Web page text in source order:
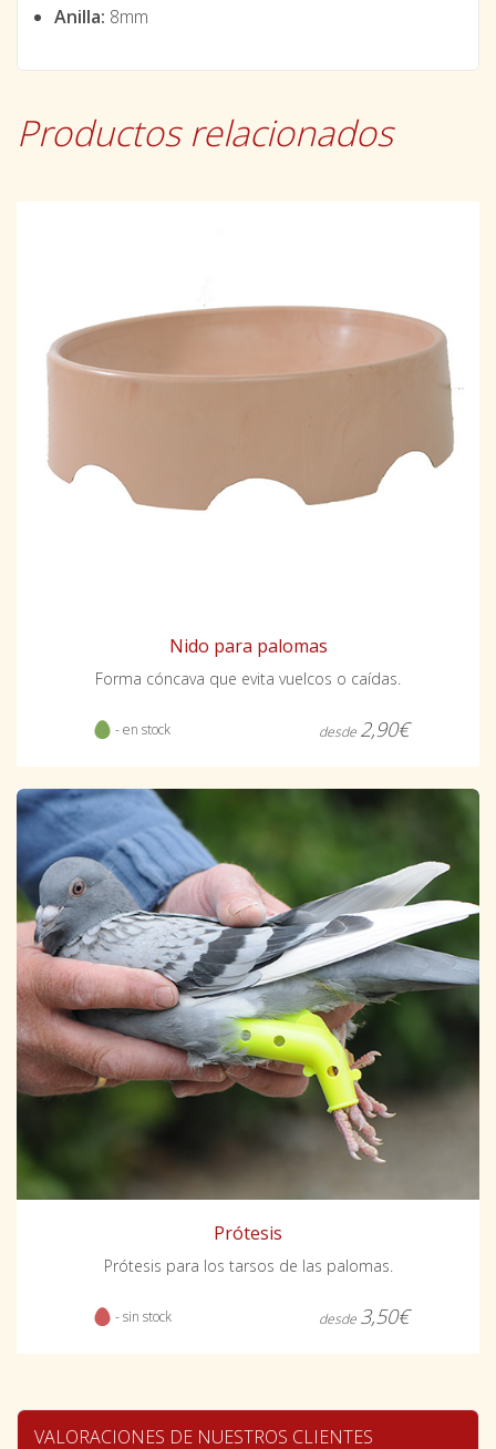
Anilla: 8mm
Productos relacionados
Nido para palomas
Forma cóncava que evita vuelcos o caídas.
- en stock desde 2,90€
Prótesis
Prótesis para los tarsos de las palomas.
- sin stock desde 3,50€
VALORACIONES DE NUESTROS CLIENTES